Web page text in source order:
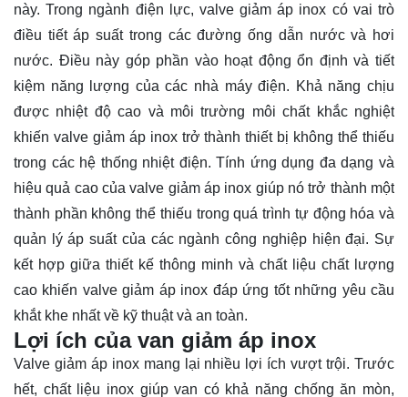
này. Trong ngành điện lực, valve giảm áp inox có vai trò
điều tiết áp suất trong các đường ống dẫn nước và hơi
nước. Điều này góp phần vào hoạt động ổn định và tiết
kiệm năng lượng của các nhà máy điện. Khả năng chịu
được nhiệt độ cao và môi trường môi chất khắc nghiệt
khiến valve giảm áp inox trở thành thiết bị không thể thiếu
trong các hệ thống nhiệt điện. Tính ứng dụng đa dạng và
hiệu quả cao của valve giảm áp inox giúp nó trở thành một
thành phần không thể thiếu trong quá trình tự động hóa và
quản lý áp suất của các ngành công nghiệp hiện đại. Sự
kết hợp giữa thiết kế thông minh và chất liệu chất lượng
cao khiến valve giảm áp inox đáp ứng tốt những yêu cầu
khắt khe nhất về kỹ thuật và an toàn.
Lợi ích của van giảm áp inox
Valve giảm áp inox mang lại nhiều lợi ích vượt trội. Trước
hết, chất liệu inox giúp van có khả năng chống ăn mòn,